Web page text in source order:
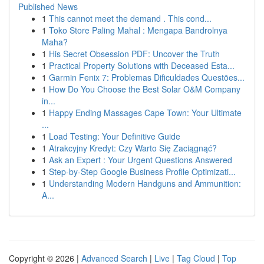
Published News
1 This cannot meet the demand . This cond...
1 Toko Store Paling Mahal : Mengapa Bandrolnya
Maha?
1 His Secret Obsession PDF: Uncover the Truth
1 Practical Property Solutions with Deceased Esta...
1 Garmin Fenix 7: Problemas Dificuldades Questões...
1 How Do You Choose the Best Solar O&M Company
in...
1 Happy Ending Massages Cape Town: Your Ultimate
...
1 Load Testing: Your Definitive Guide
1 Atrakcyjny Kredyt: Czy Warto Się Zaciągnąć?
1 Ask an Expert : Your Urgent Questions Answered
1 Step-by-Step Google Business Profile Optimizati...
1 Understanding Modern Handguns and Ammunition:
A...
Copyright © 2026 | Advanced Search | Live | Tag Cloud | Top